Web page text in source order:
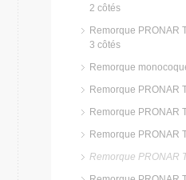
2 côtés
Remorque PRONAR
3 côtés
Remorque
Remorque PRONAR
Remorque PRONAR
Remorque PRONAR
Remorque PRONAR